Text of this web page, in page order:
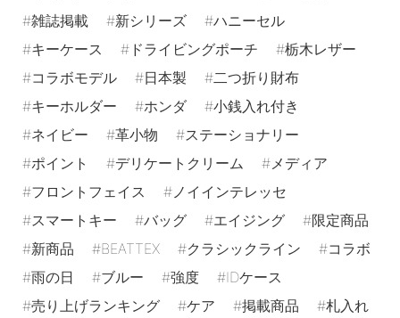
雑誌掲載
新シリーズ
ハニーセル
キーケース
ドライビングポーチ
栃木レザー
コラボモデル
日本製
二つ折り財布
キーホルダー
ホンダ
小銭入れ付き
ネイビー
革小物
ステーショナリー
ポイント
デリケートクリーム
メディア
フロントフェイス
ノイインテレッセ
スマートキー
バッグ エイジング
限定商品
新商品
BEATTEX クラシックライン
コラボ
雨の日
ブルー 強度
IDケース
売り上げランキング
ケア 掲載商品
札入れ